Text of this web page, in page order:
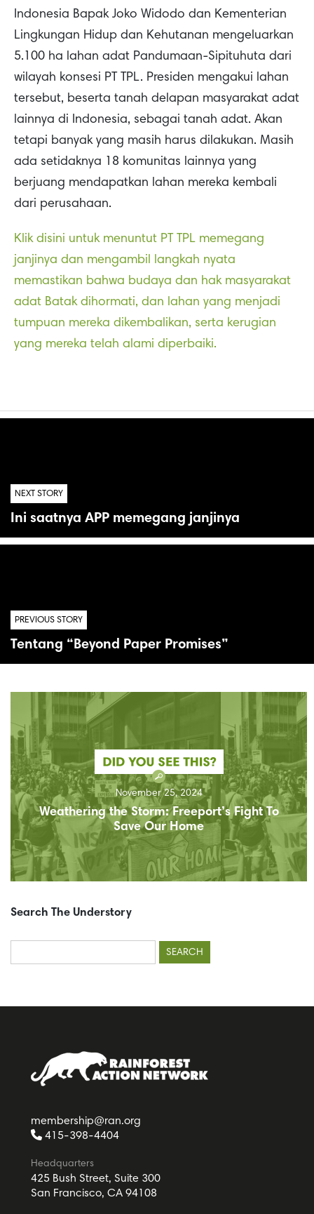
Indonesia Bapak Joko Widodo dan Kementerian
Lingkungan Hidup dan Kehutanan mengeluarkan
5.100 ha lahan adat Pandumaan-Sipituhuta dari
wilayah konsesi PT TPL. Presiden mengakui lahan
tersebut, beserta tanah delapan masyarakat adat
lainnya di Indonesia, sebagai tanah adat. Akan
tetapi banyak yang masih harus dilakukan. Masih
ada setidaknya 18 komunitas lainnya yang
berjuang mendapatkan lahan mereka kembali
dari perusahaan.
Klik disini untuk menuntut PT TPL memegang
janjinya dan mengambil langkah nyata
memastikan bahwa budaya dan hak masyarakat
adat Batak dihormati, dan lahan yang menjadi
tumpuan mereka dikembalikan, serta kerugian
yang mereka telah alami diperbaiki.
NEXT STORY
Ini saatnya APP memegang janjinya
PREVIOUS STORY
Tentang “Beyond Paper Promises”
November 25, 2024
Weathering the Storm: Freeport’s Fight To
Save Our Home
Search The Understory
Search
for:
membership@ran.org
415-398-4404
Headquarters
425 Bush Street, Suite 300
San Francisco, CA 94108